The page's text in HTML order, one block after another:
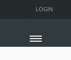
LOGIN